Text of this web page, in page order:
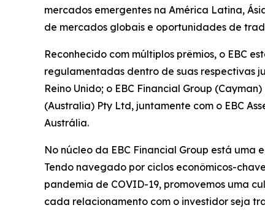
mercados emergentes na América Latina,
de mercados globais e oportunidades de
Reconhecido com múltiplos prêmios, o EBC
regulamentadas dentro de suas respectivas
Reino Unido; o EBC Financial Group
(Australia) Pty Ltd, juntamente com o EBC
Austrália.
No núcleo da EBC Financial Group está
Tendo navegado por ciclos econômicos-
pandemia de COVID-19, promovemos uma
cada relacionamento com o investidor seja